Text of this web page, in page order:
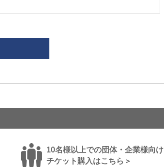
10名様以上での団体・企業様向け
チケット購入はこちら＞